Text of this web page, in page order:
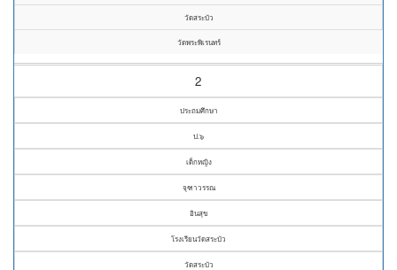
วัดสระบัว
วัดพระพิเรนทร์
2
ประถมศึกษา
ป.๖
เด็กหญิง
จุฑาวรรณ
อินสุข
โรงเรียนวัดสระบัว
วัดสระบัว